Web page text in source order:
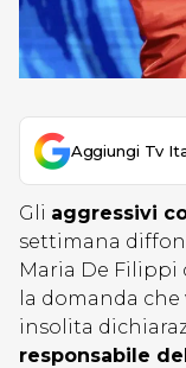
Aggiungi Tv
Gli aggressivi
settimana
Maria De Filippi
la domanda
insolita
responsabile